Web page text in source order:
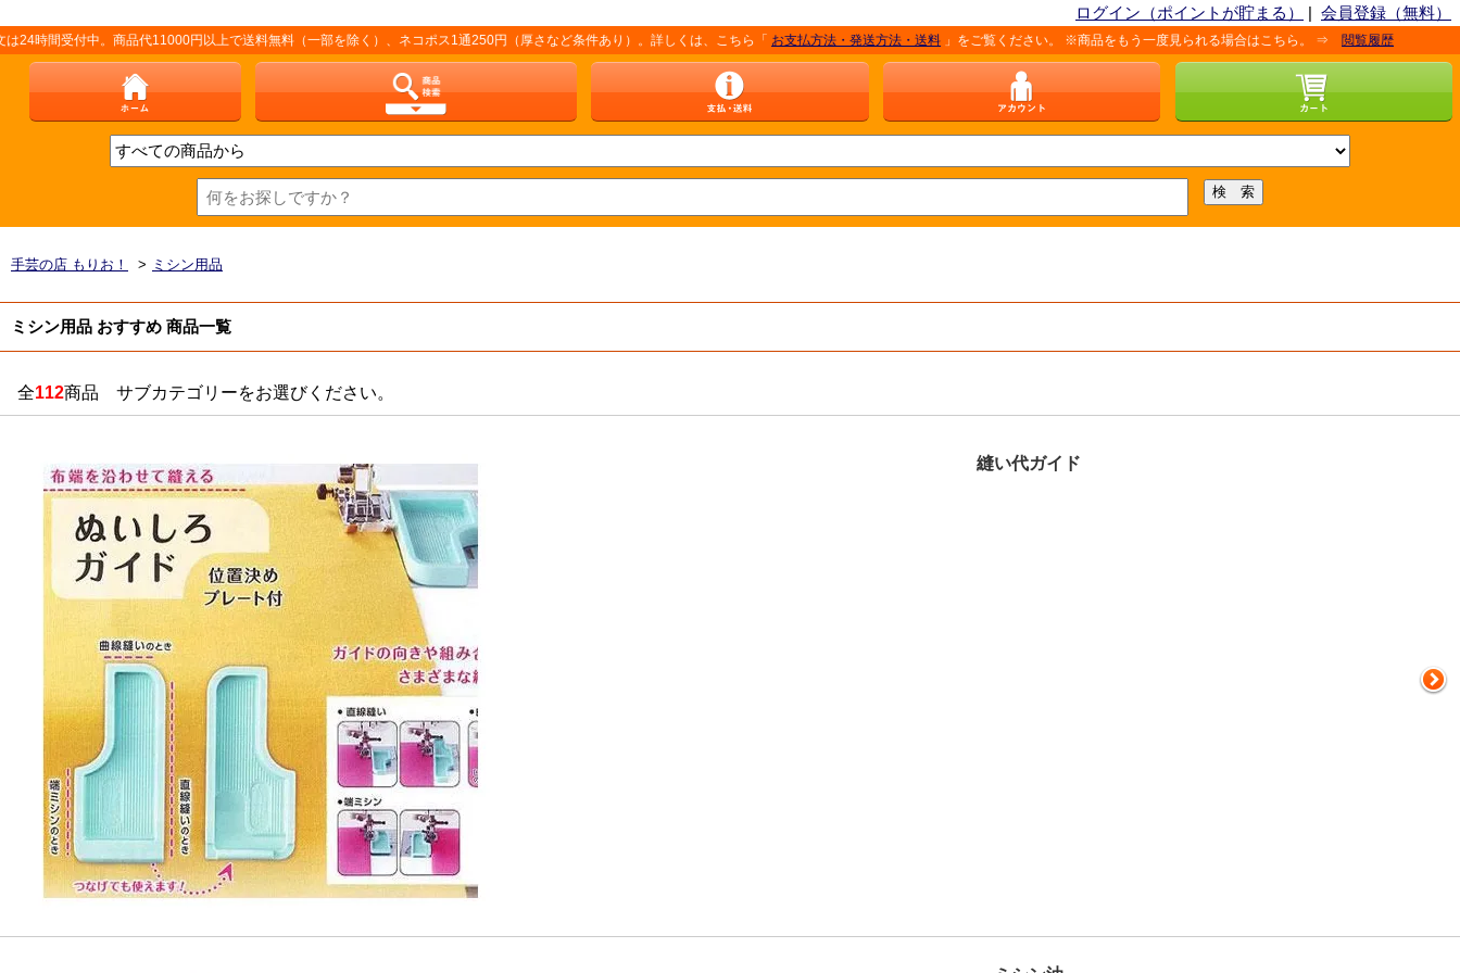
ログイン（ポイントが貯まる） | 会員登録（無料）
中。商品代11000円以上で送料無料（一部を除く）、ネコポス1通250円（厚さなど条件あり）。詳しくは、こちら「 お支払方法・発送方法・送料」をご覧ください。 ※商品をもう一度見られる場合はこちら。 ⇒ 閲覧履歴
手芸の店 もりお！ > ミシン用品
ミシン用品 おすすめ 商品一覧
全112商品 サブカテゴリーをお選びください。
縫い代ガイド